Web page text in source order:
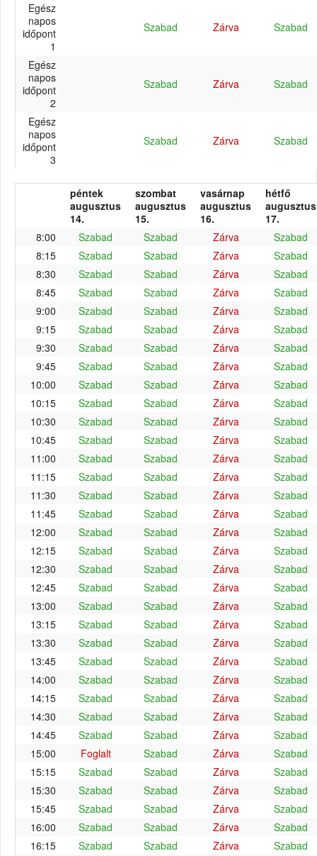
Egész
napos
időpont
1
Szabad Zárva Szabad
Egész
napos
időpont
2
Szabad Zárva Szabad
Egész
napos
időpont
3
Szabad Zárva Szabad
péntek
augusztus
14.
szombat
augusztus
15.
vasárnap
augusztus
16.
hétfő
augusztus
17.
8:00
Szabad Szabad Zárva
Szabad
8:15
Szabad Szabad Zárva
Szabad
8:30
Szabad Szabad Zárva
Szabad
8:45
Szabad Szabad Zárva
Szabad
9:00
Szabad Szabad Zárva
Szabad
9:15
Szabad Szabad Zárva
Szabad
9:30
Szabad Szabad Zárva
Szabad
9:45
Szabad Szabad Zárva
Szabad
10:00
Szabad Szabad Zárva
Szabad
10:15
Szabad Szabad Zárva
Szabad
10:30
Szabad Szabad Zárva
Szabad
10:45
Szabad Szabad Zárva
Szabad
11:00
Szabad Szabad Zárva
Szabad
11:15
Szabad Szabad Zárva
Szabad
11:30
Szabad Szabad Zárva
Szabad
11:45
Szabad Szabad Zárva
Szabad
12:00
Szabad Szabad Zárva
Szabad
12:15
Szabad Szabad Zárva
Szabad
12:30
Szabad Szabad Zárva
Szabad
12:45
Szabad Szabad Zárva
Szabad
13:00
Szabad Szabad Zárva
Szabad
13:15
Szabad Szabad Zárva
Szabad
13:30
Szabad Szabad Zárva
Szabad
13:45
Szabad Szabad Zárva
Szabad
14:00
Szabad Szabad Zárva
Szabad
14:15
Szabad Szabad Zárva
Szabad
14:30
Szabad Szabad Zárva
Szabad
14:45
Szabad Szabad Zárva
Szabad
15:00
Foglalt Szabad Zárva
Szabad
15:15
Szabad Szabad Zárva
Szabad
15:30
Szabad Szabad Zárva
Szabad
15:45
Szabad Szabad Zárva
Szabad
16:00
Szabad Szabad Zárva
Szabad
16:15
Szabad Szabad Zárva Szabad